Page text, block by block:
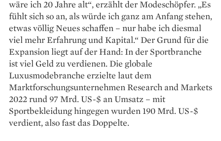
wäre ich 20 Jahre alt“, erzählt der Modeschöpfer. „Es
fühlt sich so an, als würde ich ganz am An­fang stehen,
etwas völlig Neues schaffen – nur habe ich diesmal
viel mehr Erfahrung und Kapital.“ Der Grund für die
Expansion liegt auf der Hand: In der Sportbranche
ist viel Geld zu verdienen. Die globale
Luxusmodebranche er­­zielte laut dem
Marktforschungsunternehmen Research and Markets
2022 rund 97 Mrd. US-$ an Umsatz – mit
Sportbekleidung hingegen wurden 190 Mrd. US-$
verdient, also fast das Doppelte.